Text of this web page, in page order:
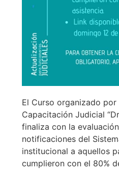
El Curso organizado por
Capacitación Judicial
finaliza con la
notificaciones del
institucional a aquellos
cumplieron con el 80%